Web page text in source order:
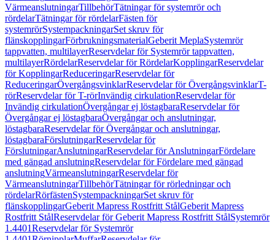
VärmeanslutningarTillbehörTätningar för systemrör och
rördelarTätningar för rördelarFästen för
systemrörSystempackningarSet skruv för
flänskopplingarFörbrukningsmaterialGeberit MeplaSystemrör
tappvatten, multilayerReservdelar för Systemrör tappvatten,
multilayerRördelarReservdelar för RördelarKopplingarReservdelar
för KopplingarReduceringarReservdelar för
ReduceringarÖvergångsvinklarReservdelar för ÖvergångsvinklarT-
rörReservdelar för T-rörInvändig cirkulationReservdelar för
Invändig cirkulationÖvergångar ej löstagbaraReservdelar för
Övergångar ej löstagbaraÖvergångar och anslutningar,
löstagbaraReservdelar för Övergångar och anslutningar,
löstagbaraFörslutningarReservdelar för
FörslutningarAnslutningarReservdelar för AnslutningarFördelare
med gängad anslutningReservdelar för Fördelare med gängad
anslutningVärmeanslutningarReservdelar för
VärmeanslutningarTillbehörTätningar för rörledningar och
rördelarRörfästenSystempackningarSet skruv för
flänskopplingarGeberit Mapress Rostfritt StålGeberit Mapress
Rostfritt StålReservdelar för Geberit Mapress Rostfritt StålSystemrör
1.4401Reservdelar för Systemrör